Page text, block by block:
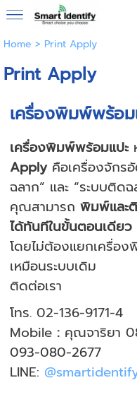
Home > Print Apply
Print Apply
เครื่องพิมพ์พร้อ
เครื่องพิมพ์พร้อมแปะ
Apply คือเครื่องจักร
ฉลาก” และ “ระบบติด
คุณสามารถพิมพ์และ
ได้ทันทีในขั้นตอนเดียว
โดยไม่ต้องแยกเครื่อ
เหมือนระบบเดิม
ติดต่อเรา
โทร. 02-136-9171-4
Mobile : คุณจาริยา
093-080-2677
LINE: